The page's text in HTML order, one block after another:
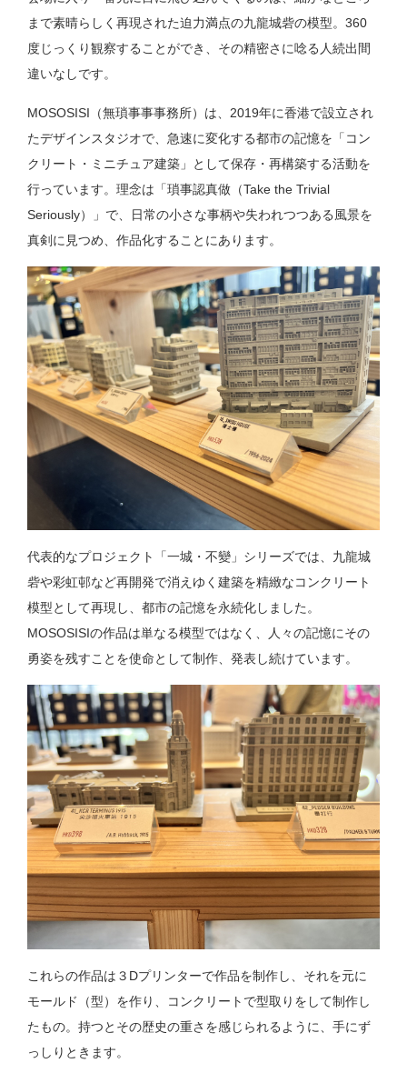
まで素晴らしく再現された迫力満点の九龍城砦の模型。360
度じっくり観察することができ、その精密さに唸る人続出間
違いなしです。
MOSOSISI（無瑣事事事務所）は、2019年に香港で設立され
たデザインスタジオで、急速に変化する都市の記憶を「コン
クリート・ミニチュア建築」として保存・再構築する活動を
行っています。理念は「瑣事認真做（Take the Trivial
Seriously）」で、日常の小さな事柄や失われつつある風景を
真剣に見つめ、作品化することにあります。
代表的なプロジェクト「一城・不變」シリーズでは、九龍城
砦や彩虹邨など再開発で消えゆく建築を精緻なコンクリート
模型として再現し、都市の記憶を永続化しました。
MOSOSISIの作品は単なる模型ではなく、人々の記憶にその
勇姿を残すことを使命として制作、発表し続けています。
これらの作品は３Dプリンターで作品を制作し、それを元に
モールド（型）を作り、コンクリートで型取りをして制作し
たもの。持つとその歴史の重さを感じられるように、手にず
っしりときます。